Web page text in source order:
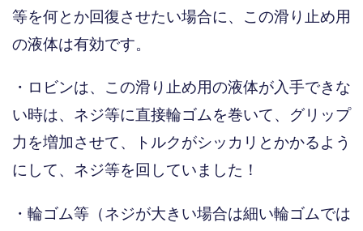
等を何とか回復させたい場合に、この滑り止め用
の液体は有効です。
・ロビンは、この滑り止め用の液体が入手できな
い時は、ネジ等に直接輪ゴムを巻いて、グリップ
力を増加させて、トルクがシッカリとかかるよう
にして、ネジ等を回していました！
・輪ゴム等（ネジが大きい場合は細い輪ゴムでは